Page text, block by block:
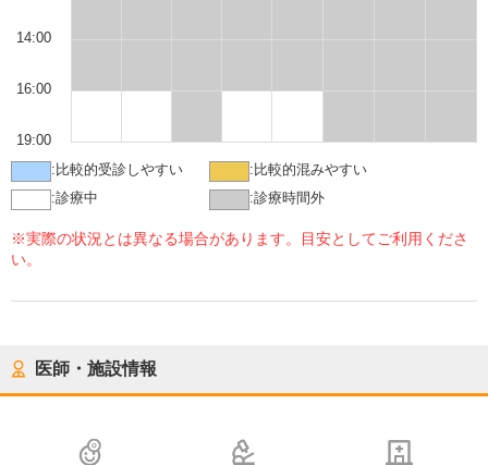
14:00
16:00
19:00
: 比較的受診しやすい : 比較的混みやすい
:診療中 :診療時間外
※実際の状況とは異なる場合があります。目安としてご利用くださ
い。
医師・施設情報